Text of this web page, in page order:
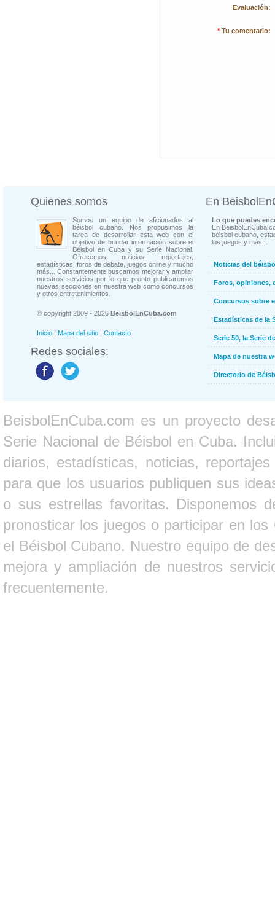
Evaluación:
* Tu comentario:
Quienes somos
Somos un equipo de aficionados al
béisbol cubano. Nos propusimos la
tarea de desarrollar esta web con el
objetivo de brindar información sobre el
Béisbol en Cuba y su Serie Nacional.
Ofrecemos noticias, reportajes,
estadísticas, foros de debate, juegos online y mucho
más... Constantemente buscamos mejorar y ampliar
nuestros servicios por lo que pronto publicaremos
nuevas secciones en nuestra web como concursos
y otros entretenimientos.
© copyright 2009 - 2026 BeisbolEnCuba.com
Inicio | Mapa del sitio | Contacto
Redes sociales:
En
Lo que puedes
En
béisbol cubano,
los juegos y más...
Noticias del
Foros, opiniones,
Concursos sobre
Estadísticas de la
Serie 50, la Serie
Mapa de nuestra
Directorio de
BeisbolEnCuba.com es un proyecto
Serie Nacional de Béisbol en Cuba.
diarios, estadísticas, noticias,
para que los usuarios publiquen sus
o sus estrellas favoritas. Disponemos
pronosticar los juegos o participar en
el Béisbol Cubano. Nuestro equipo de
mejora y ampliación de nuestros
frecuentemente.